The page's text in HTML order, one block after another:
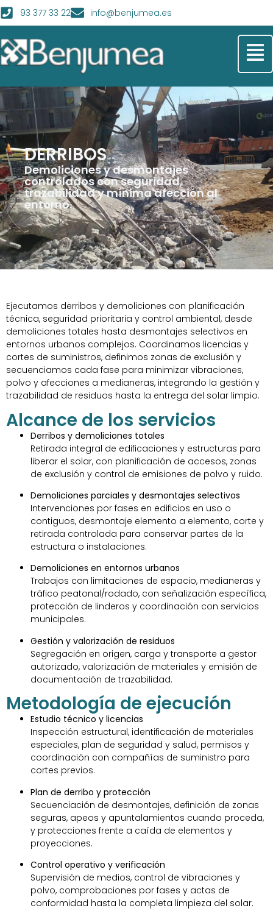
93 377 33 22 info@benjumea.es
DERRIBOS
Demoliciones y desmontajes
controlados con seguridad,
trazabilidad y mínima afección al
entorno.
Ejecutamos derribos y demoliciones con planificación
técnica, seguridad prioritaria y control ambiental, desde
demoliciones totales hasta desmontajes selectivos en
entornos urbanos complejos. Coordinamos licencias y
cortes de suministros, definimos zonas de exclusión y
secuenciamos cada fase para minimizar vibraciones,
polvo y afecciones a medianeras, integrando la gestión y
trazabilidad de residuos hasta la entrega del solar limpio.
Alcance de los servicios
Derribos y demoliciones totales
Retirada integral de edificaciones y estructuras para
liberar el solar, con planificación de accesos, zonas
de exclusión y control de emisiones de polvo y ruido.
Demoliciones parciales y desmontajes selectivos
Intervenciones por fases en edificios en uso o
contiguos, desmontaje elemento a elemento, corte y
retirada controlada para conservar partes de la
estructura o instalaciones.
Demoliciones en entornos urbanos
Trabajos con limitaciones de espacio, medianeras y
tráfico peatonal/rodado, con señalización específica,
protección de linderos y coordinación con servicios
municipales.
Gestión y valorización de residuos
Segregación en origen, carga y transporte a gestor
autorizado, valorización de materiales y emisión de
documentación de trazabilidad.
Metodología de ejecución
Estudio técnico y licencias
Inspección estructural, identificación de materiales
especiales, plan de seguridad y salud, permisos y
coordinación con compañías de suministro para
cortes previos.
Plan de derribo y protección
Secuenciación de desmontajes, definición de zonas
seguras, apeos y apuntalamientos cuando proceda,
y protecciones frente a caída de elementos y
proyecciones.
Control operativo y verificación
Supervisión de medios, control de vibraciones y
polvo, comprobaciones por fases y actas de
conformidad hasta la completa limpieza del solar.